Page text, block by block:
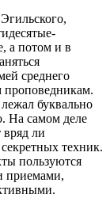
а потом и в
среднего
проповедникам.
буквально
На самом деле
ли
техник.
пользуются
приемами,